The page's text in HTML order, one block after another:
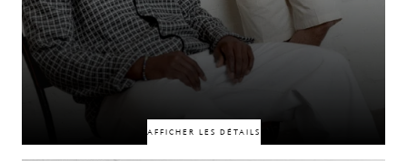
AFFICHER LES DÉTAILS